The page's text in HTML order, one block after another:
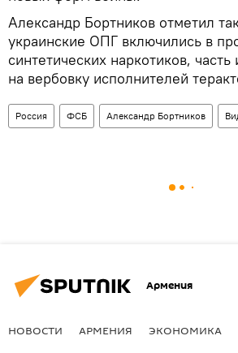
Александр Бортников отметил
украинские ОПГ включились в
синтетических наркотиков,
на вербовку исполнителей
Россия ФСБ Александр Бортников
Армения
НОВОСТИ АРМЕНИЯ ЭКОНОМИКА